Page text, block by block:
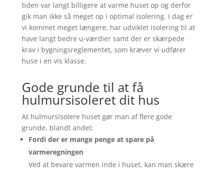
tiden var langt billigere at varme huset op og derfor
gik man ikke så meget op i optimal isolering. I dag er
vi kommet meget længere, har udviklet isolering til at
have langt bedre u-værdier samt der er skærpede
krav i bygningsreglementet, som kræver vi udfører
huse i en vis klasse.
Gode grunde til at få
hulmursisoleret dit hus
At hulmursisolere huset gør man af flere gode
grunde, blandt andet:
Fordi der er mange penge at spare på
varmeregningen
Ved at bevare varmen inde i huset, kan man skære